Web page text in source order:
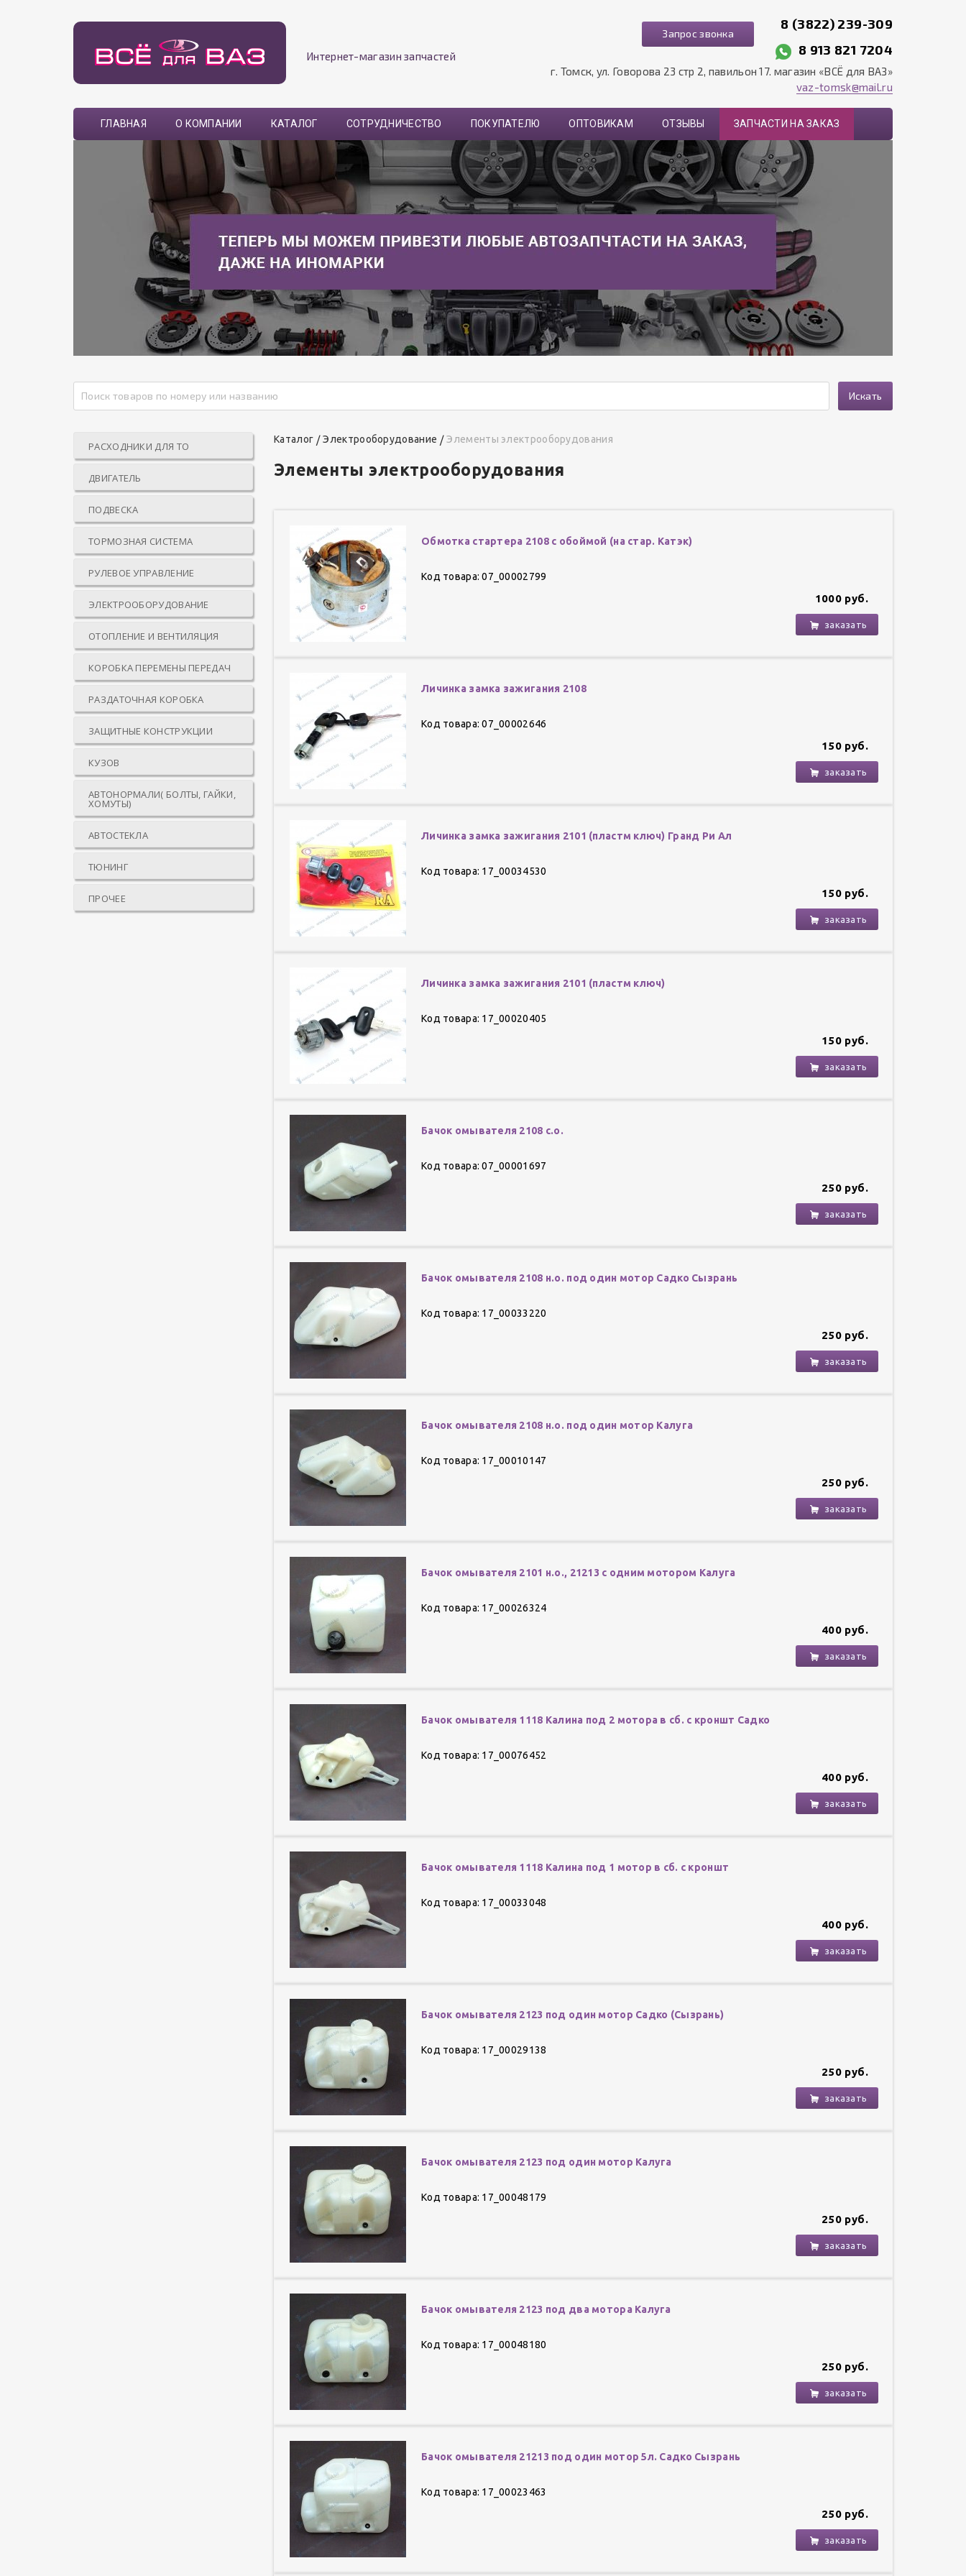
Интернет-магазин запчастей
Запрос звонка
8 (3822) 239-309
8 913 821 7204
г. Томск, ул. Говорова 23 стр 2, павильон 17. магазин «ВСЁ для ВАЗ»
vaz-tomsk@mail.ru
ГЛАВНАЯ О КОМПАНИИ КАТАЛОГ СОТРУДНИЧЕСТВО ПОКУПАТЕЛЮ ОПТОВИКАМ ОТЗЫВЫ ЗАПЧАСТИ НА ЗАКАЗ
Искать
РАСХОДНИКИ ДЛЯ ТО
ДВИГАТЕЛЬ
ПОДВЕСКА
ТОРМОЗНАЯ СИСТЕМА
РУЛЕВОЕ УПРАВЛЕНИЕ
ЭЛЕКТРООБОРУДОВАНИЕ
ОТОПЛЕНИЕ И ВЕНТИЛЯЦИЯ
КОРОБКА ПЕРЕМЕНЫ ПЕРЕДАЧ
РАЗДАТОЧНАЯ КОРОБКА
ЗАЩИТНЫЕ КОНСТРУКЦИИ
КУЗОВ
АВТОНОРМАЛИ( БОЛТЫ, ГАЙКИ,
ХОМУТЫ)
АВТОСТЕКЛА
ТЮНИНГ
ПРОЧЕЕ
Каталог Электрооборудование Элементы электрооборудования
Элементы электрооборудования
Обмотка стартера 2108 с обоймой (на стар. Катэк)
Код товара: 07_00002799
1000 руб.
заказать
Личинка замка зажигания 2108
Код товара: 07_00002646
150 руб.
заказать
Личинка замка зажигания 2101 (пластм ключ) Гранд Ри Ал
Код товара: 17_00034530
150 руб.
заказать
Личинка замка зажигания 2101 (пластм ключ)
Код товара: 17_00020405
150 руб.
заказать
Бачок омывателя 2108 с.о.
Код товара: 07_00001697
250 руб.
заказать
Бачок омывателя 2108 н.о. под один мотор Садко Сызрань
Код товара: 17_00033220
250 руб.
заказать
Бачок омывателя 2108 н.о. под один мотор Калуга
Код товара: 17_00010147
250 руб.
заказать
Бачок омывателя 2101 н.о., 21213 с одним мотором Калуга
Код товара: 17_00026324
400 руб.
заказать
Бачок омывателя 1118 Калина под 2 мотора в сб. с кроншт Садко
Код товара: 17_00076452
400 руб.
заказать
Бачок омывателя 1118 Калина под 1 мотор в сб. с кроншт
Код товара: 17_00033048
400 руб.
заказать
Бачок омывателя 2123 под один мотор Садко (Сызрань)
Код товара: 17_00029138
250 руб.
заказать
Бачок омывателя 2123 под один мотор Калуга
Код товара: 17_00048179
250 руб.
заказать
Бачок омывателя 2123 под два мотора Калуга
Код товара: 17_00048180
250 руб.
заказать
Бачок омывателя 21213 под один мотор 5л. Садко Сызрань
Код товара: 17_00023463
250 руб.
заказать